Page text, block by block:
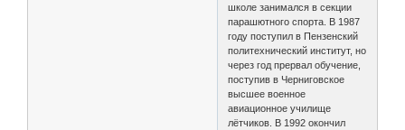
школе занимался в секции
парашютного спорта. В 1987
году поступил в Пензенский
политехнический институт, но
через год прервал обучение,
поступив в Черниговское
высшее военное
авиационное училище
лётчиков. В 1992 окончил